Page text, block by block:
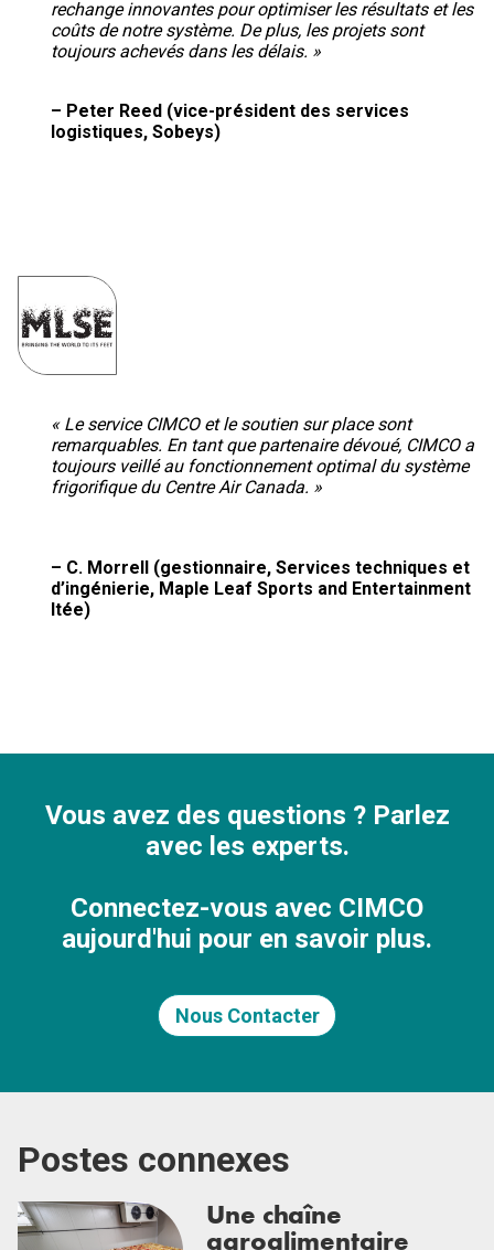
rechange innovantes pour optimiser les résultats et les
coûts de notre système. De plus, les projets sont
toujours achevés dans les délais. »
– Peter Reed (vice-président des services
logistiques, Sobeys)
« Le service CIMCO et le soutien sur place sont
remarquables. En tant que partenaire dévoué, CIMCO a
toujours veillé au fonctionnement optimal du système
frigorifique du Centre Air Canada. »
– C. Morrell (gestionnaire, Services techniques et
d’ingénierie, Maple Leaf Sports and Entertainment
ltée)
Vous avez des questions ? Parlez
avec les experts.
Connectez-vous avec CIMCO
aujourd'hui pour en savoir plus.
Nous Contacter
Postes connexes
Une chaîne
agroalimentaire